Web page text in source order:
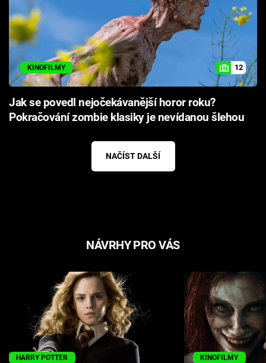
KINOFILMY 12
Jak se povedl nejočekávanější horor roku?
Pokračování zombie klasiky je nevídanou šlehou
NAČÍST DALŠÍ
NÁVRHY PRO VÁS
HARRY POTTER KINOFILMY